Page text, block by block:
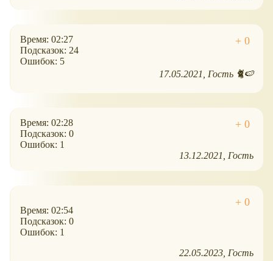
Время: 02:27
Подсказок: 24
Ошибок: 5
17.05.2021
Гость 🐈🍉
Время: 02:28
Подсказок: 0
Ошибок: 1
13.12.2021
Гость
Время: 02:54
Подсказок: 0
Ошибок: 1
22.05.2023 Гость